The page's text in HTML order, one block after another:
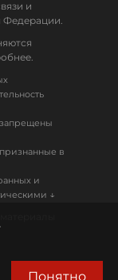
и
Федерации.
в
и
↓
Понятно